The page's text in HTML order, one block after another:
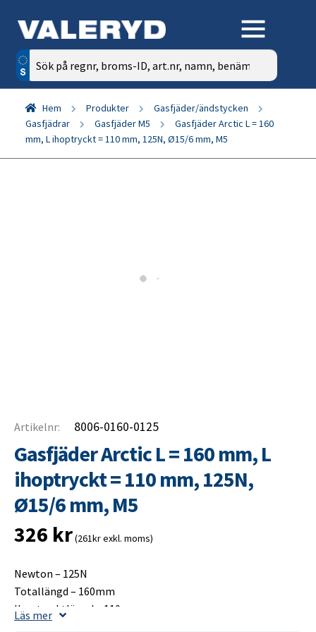
Sök
efter:
Hem Produkter
Gasfjäder/ändstycken
Gasfjädrar
Gasfjäder M5
Gasfjäder Arctic L = 160
mm, L ihoptryckt = 110 mm, 125N, Ø15/6 mm, M5
Artikelnr: 8006-0160-0125
Gasfjäder Arctic L = 160 mm, L
ihoptryckt = 110 mm, 125N,
Ø15/6 mm, M5
326 kr(261kr exkl. moms)
Newton – 125N
Totallängd – 160mm
Ihoptrycktlängd – 110mm
Läs mer